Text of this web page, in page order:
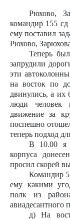
Рюхово,
командир 155
ему поставил
Рюхово,
Теперь
запрудили
эти
на восток по
двинулись, а
люди человек
движение за
поспешно
теперь подход
В 10.00 я
корпуса
просил скорей
Командир
ему какими
полк из
авиадесантного
д) На